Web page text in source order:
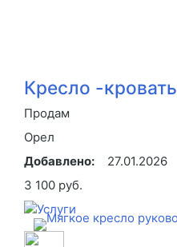
Кресло -кровать
Продам
Орел
Добавлено:
27.01.2026
3 100 руб.